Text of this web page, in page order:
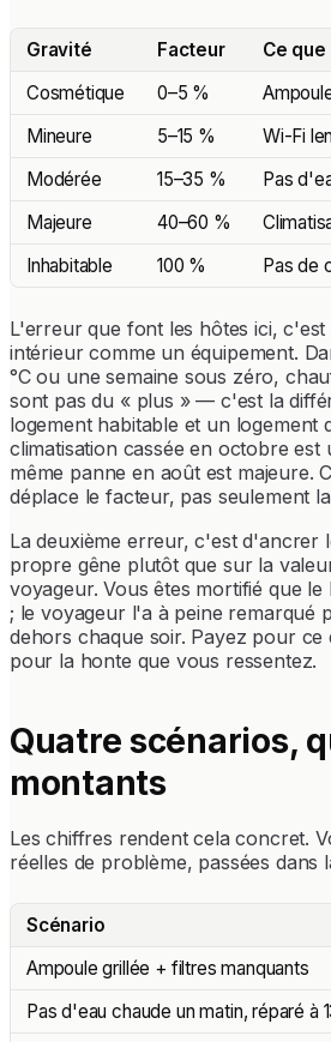
Gravité Facteur
Ce
Cosmétique
0–5 %
Mineure
5–15 %
Wi-Fi
Modérée
15–35 %
Pas
Majeure
40–60 %
Inhabitable
100 % Pas de
L'erreur que font les hôtes ici, c'est
intérieur comme un équipement.
°C ou une semaine sous zéro,
sont pas du « plus » — c'est la
logement habitable et un logement
climatisation cassée en octobre est
même panne en août est majeure.
déplace le facteur, pas seulement
La deuxième erreur, c'est d'ancrer
propre gêne plutôt que sur la
voyageur. Vous êtes mortifié que le
; le voyageur l'a à peine remarqué
dehors chaque soir. Payez pour ce
pour la honte que vous ressentez.
Quatre scénarios,
montants
Les chiffres rendent cela concret.
réelles de problème, passées dans
Scénario
Ampoule grillée + filtres manquants
Pas d'eau chaude un matin, réparé à